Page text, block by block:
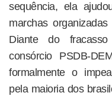
sequência, ela
marchas
Diante do
consórcio PSDB-
formalmente o
pela maioria dos